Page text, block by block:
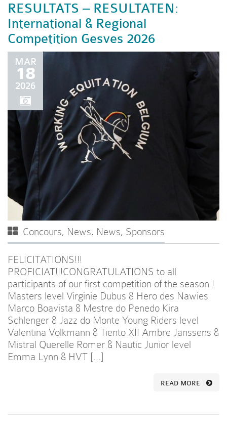
RESULTATS – RESULTATEN:
International & Regional
Competition Gesves 2026
MAR
18
2026
Concours, News, News, Sponsors
FELICITATIONS!!!
PROFICIAT!!!CONGRATULATIONS to all
participants of our first competition of the season !
Masters level Virginie Dubus & Hero des Nawies
Marco Boavista & Mestre do Penedo Kira
Schlenger & Jazz do Monte Young Riders level
Valentina Volkmann & Tiento XII Ambre Janssens &
Mistral Querelle Romer & Nautic Junior level
Emma Lynn & HVT […]
READ MORE